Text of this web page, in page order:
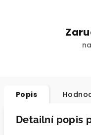
Popis
Detailní popis